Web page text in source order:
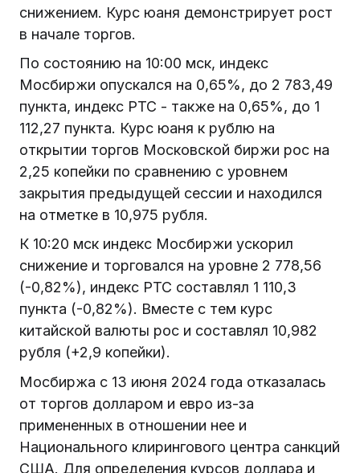
снижением. Курс юаня демонстрирует рост
в начале торгов.
По состоянию на 10:00 мск, индекс
Мосбиржи опускался на 0,65%, до 2 783,49
пункта, индекс РТС - также на 0,65%, до 1
112,27 пункта. Курс юаня к рублю на
открытии торгов Московской биржи рос на
2,25 копейки по сравнению с уровнем
закрытия предыдущей сессии и находился
на отметке в 10,975 рубля.
К 10:20 мск индекс Мосбиржи ускорил
снижение и торговался на уровне 2 778,56
(-0,82%), индекс РТС составлял 1 110,3
пункта (-0,82%). Вместе с тем курс
китайской валюты рос и составлял 10,982
рубля (+2,9 копейки).
Мосбиржа с 13 июня 2024 года отказалась
от торгов долларом и евро из-за
примененных в отношении нее и
Национального клирингового центра санкций
США. Для определения курсов доллара и